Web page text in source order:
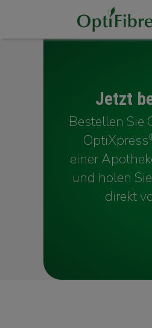
Jetzt
Bestellen Sie
OptiXpress
einer
und holen Sie
direkt